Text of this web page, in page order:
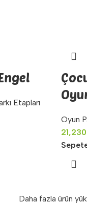
Etapları
Oyun
Daha fazla ürün